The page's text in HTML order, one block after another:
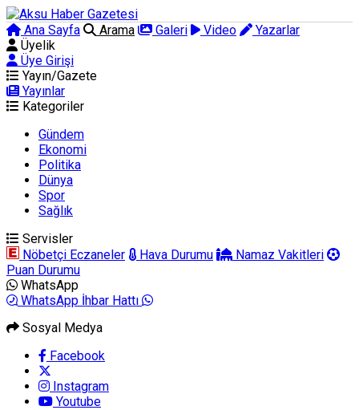
Ana Sayfa Arama Galeri Video
Yazarlar
Üyelik
Üye Girişi
Yayın/Gazete
Yayınlar
Kategoriler
Gündem
Ekonomi
Politika
Dünya
Spor
Sağlık
Servisler
Nöbetçi Eczaneler
Hava Durumu
Namaz Vakitleri
Puan Durumu
WhatsApp
WhatsApp İhbar Hattı
Sosyal Medya
Facebook
Instagram
Youtube